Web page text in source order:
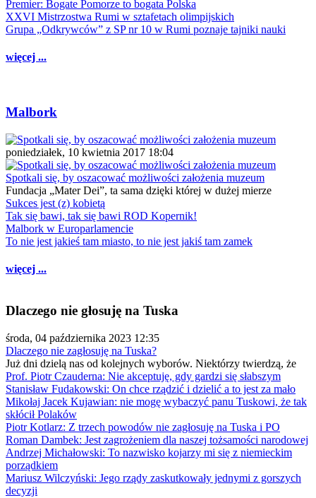
Premier: Bogate Pomorze to bogata Polska
XXVI Mistrzostwa Rumi w sztafetach olimpijskich
Grupa „Odkrywców” z SP nr 10 w Rumi poznaje tajniki nauki
więcej ...
Malbork
poniedziałek, 10 kwietnia 2017 18:04
Spotkali się, by oszacować możliwości założenia muzeum
Fundacja „Mater Dei”, ta sama dzięki której w dużej mierze
Sukces jest (z) kobietą
Tak się bawi, tak się bawi ROD Kopernik!
Malbork w Europarlamencie
To nie jest jakieś tam miasto, to nie jest jakiś tam zamek
więcej ...
Dlaczego nie głosuję na Tuska
środa, 04 października 2023 12:35
Dlaczego nie zagłosuję na Tuska?
Już dni dzielą nas od kolejnych wyborów. Niektórzy twierdzą, że
Prof. Piotr Czauderna: Nie akceptuję, gdy gardzi się słabszym
Stanisław Fudakowski: On chce rządzić i dzielić a to jest za mało
Mikołaj Jacek Kujawian: nie mogę wybaczyć panu Tuskowi, że tak
skłócił Polaków
Piotr Kotlarz: Z trzech powodów nie zagłosuję na Tuska i PO
Roman Dambek: Jest zagrożeniem dla naszej tożsamości narodowej
Andrzej Michałowski: To nazwisko kojarzy mi się z niemieckim
porządkiem
Mariusz Wilczyński: Jego rządy zaskutkowały jednymi z gorszych
decyzji